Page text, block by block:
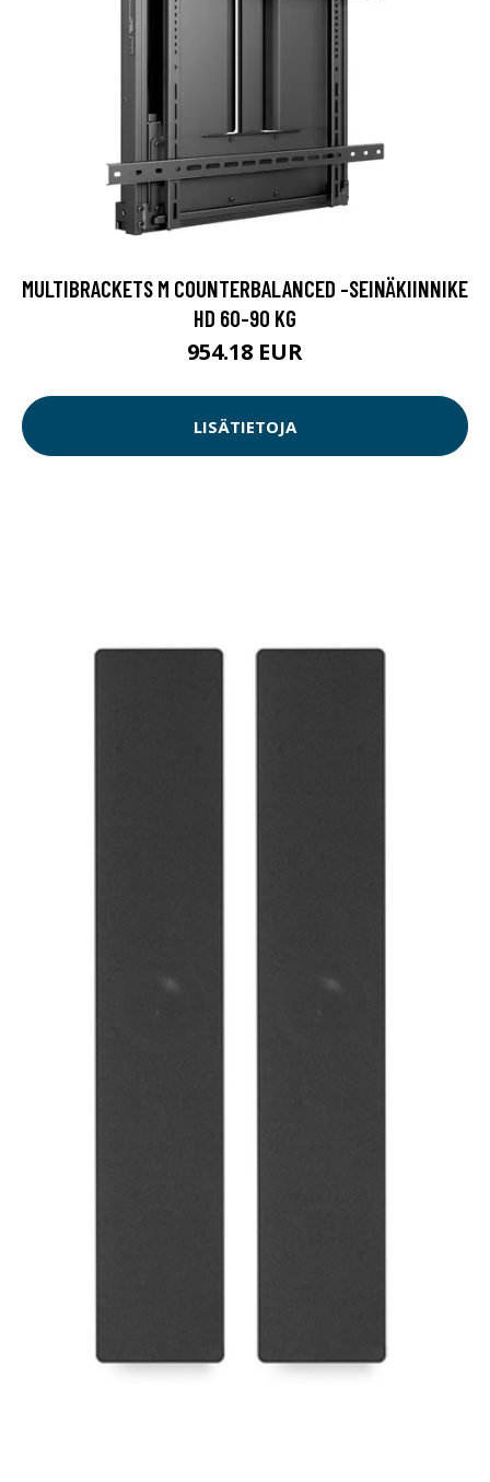
MULTIBRACKETS M COUNTERBALANCED -SEINÄKIINNIKE
HD 60-90 KG
954.18 EUR
LISÄTIETOJA